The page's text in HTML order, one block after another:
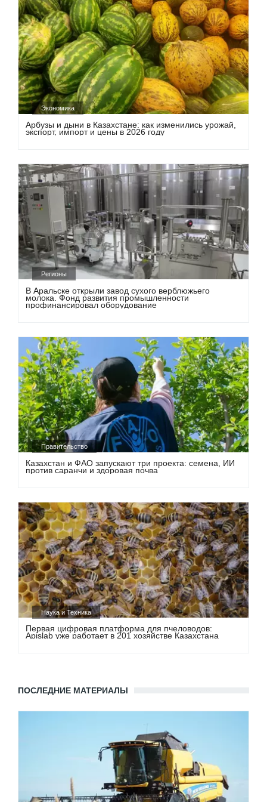
Экономика
Арбузы и дыни в Казахстане: как изменились урожай,
экспорт, импорт и цены в 2026 году
Регионы
В Аральске открыли завод сухого верблюжьего
молока. Фонд развития промышленности
профинансировал оборудование
Правительство
Казахстан и ФАО запускают три проекта: семена, ИИ
против саранчи и здоровая почва
Наука и Техника
Первая цифровая платформа для пчеловодов:
Apislab уже работает в 201 хозяйстве Казахстана
ПОСЛЕДНИЕ МАТЕРИАЛЫ